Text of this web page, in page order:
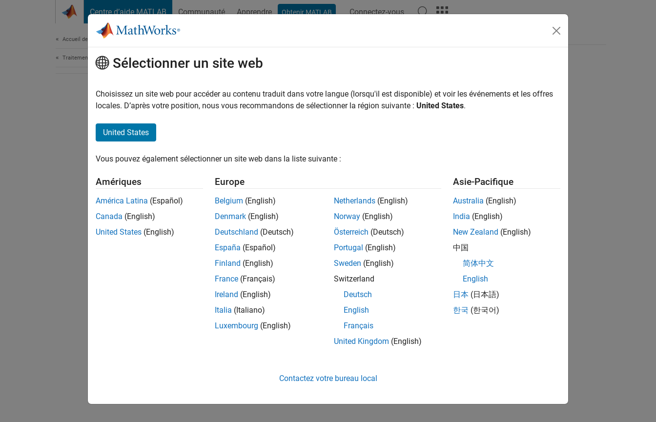
Centre d’aide MATLAB Communauté Apprendre Obtenir MATLAB Connectez-vous
Accueil de la documentation
Traitement du signal
How useful was this information?
Sélectionner un site web
Choisissez un site web pour accéder au contenu traduit dans votre langue (lorsqu'il est disponible) et voir les événements et les offres
locales. D’après votre position, nous vous recommandons de sélectionner la région suivante : United States.
United States
Vous pouvez également sélectionner un site web dans la liste suivante :
Amériques
América Latina (Español)
Canada (English)
United States (English)
Europe
Belgium (English)
Denmark (English)
Deutschland (Deutsch)
España (Español)
Finland (English)
France (Français)
Ireland (English)
Italia (Italiano)
Luxembourg (English)
Netherlands (English)
Norway (English)
Österreich (Deutsch)
Portugal (English)
Sweden (English)
Switzerland
Deutsch
English
Français
United Kingdom (English)
Asie-Pacifique
Australia (English)
India (English)
New Zealand (English)
中国
简体中文
English
日本 (日本語)
한국 (한국어)
Contactez votre bureau local